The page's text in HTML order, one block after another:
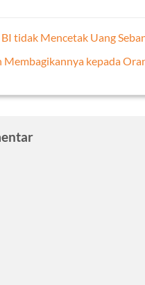
tidak Mencetak Uang
Membagikannya kepada